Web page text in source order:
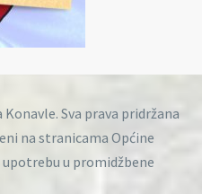
Sva prava pridržana
na stranicama Općine
u promidžbene